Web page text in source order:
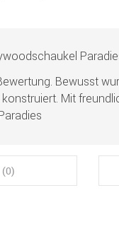
Bewusst
Mit